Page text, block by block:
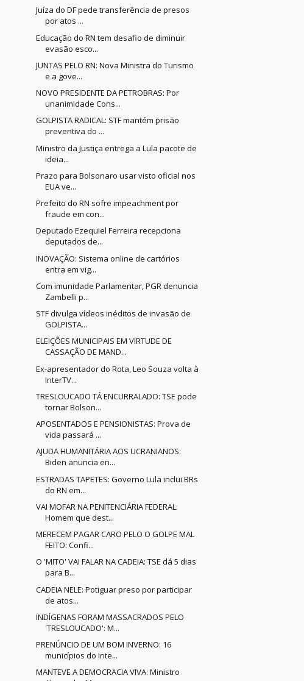
Juíza do DF pede transferência de presos
por atos ...
Educação do RN tem desafio de diminuir
evasão esco...
JUNTAS PELO RN: Nova Ministra do Turismo
e a gove...
NOVO PRESIDENTE DA PETROBRAS: Por
unanimidade Cons...
GOLPISTA RADICAL: STF mantém prisão
preventiva do ...
Ministro da Justiça entrega a Lula pacote de
ideia...
Prazo para Bolsonaro usar visto oficial nos
EUA ve...
Prefeito do RN sofre impeachment por
fraude em con...
Deputado Ezequiel Ferreira recepciona
deputados de...
INOVAÇÃO: Sistema online de cartórios
entra em vig...
Com imunidade Parlamentar, PGR denuncia
Zambelli p...
STF divulga vídeos inéditos de invasão de
GOLPISTA...
ELEIÇÕES MUNICIPAIS EM VIRTUDE DE
CASSAÇÃO DE MAND...
Ex-apresentador do Rota, Leo Souza volta à
InterTV...
TRESLOUCADO TÁ ENCURRALADO: TSE pode
tornar Bolson...
APOSENTADOS E PENSIONISTAS: Prova de
vida passará ...
AJUDA HUMANITÁRIA AOS UCRANIANOS:
Biden anuncia en...
ESTRADAS TAPETES: Governo Lula inclui BRs
do RN em...
VAI MOFAR NA PENITENCIÁRIA FEDERAL:
Homem que dest...
MERECEM PAGAR CARO PELO O GOLPE MAL
FEITO: Confi...
O 'MITO' VAI FALAR NA CADEIA: TSE dá 5 dias
para B...
CADEIA NELE: Potiguar preso por participar
de atos...
INDÍGENAS FORAM MASSACRADOS PELO
'TRESLOUCADO': M...
PRENÚNCIO DE UM BOM INVERNO: 16
municípios do inte...
MANTEVE A DEMOCRACIA VIVA: Ministro